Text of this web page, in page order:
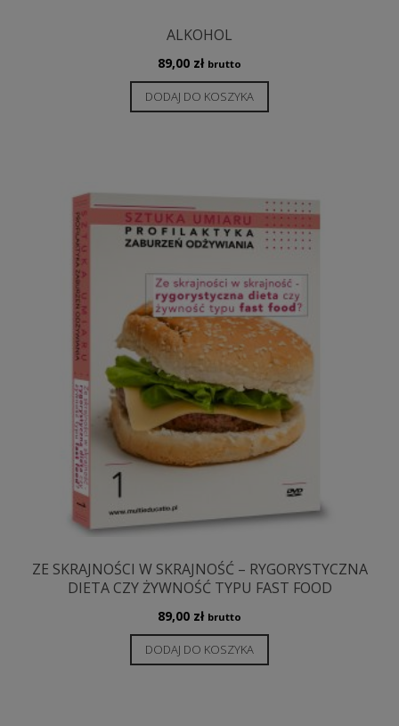
ALKOHOL
89,00 zł brutto
DODAJ DO KOSZYKA
ZE SKRAJNOŚCI W SKRAJNOŚĆ – RYGORYSTYCZNA
DIETA CZY ŻYWNOŚĆ TYPU FAST FOOD
89,00 zł brutto
DODAJ DO KOSZYKA